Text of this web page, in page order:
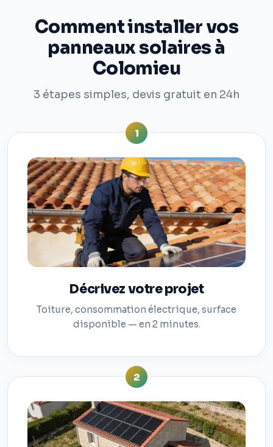
Comment installer vos
panneaux solaires à
Colomieu
3 étapes simples, devis gratuit en 24h
1
Décrivez votre projet
Toiture, consommation électrique, surface
disponible — en 2 minutes.
2